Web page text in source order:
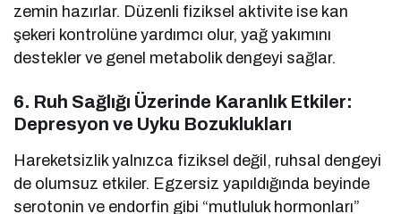
zemin hazırlar. Düzenli fiziksel aktivite ise kan
şekeri kontrolüne yardımcı olur, yağ yakımını
destekler ve genel metabolik dengeyi sağlar.
6. Ruh Sağlığı Üzerinde Karanlık Etkiler:
Depresyon ve Uyku Bozuklukları
Hareketsizlik yalnızca fiziksel değil, ruhsal dengeyi
de olumsuz etkiler. Egzersiz yapıldığında beyinde
serotonin ve endorfin gibi “mutluluk hormonları”